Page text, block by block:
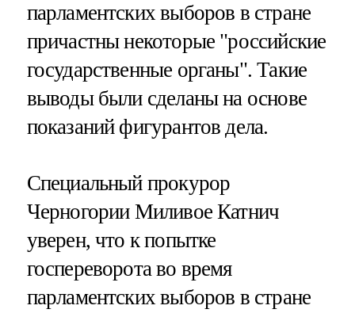
парламентских выборов в стране
причастны некоторые "российские
государственные органы". Такие
выводы были сделаны на основе
показаний фигурантов дела.
Специальный прокурор
Черногории Миливое Катнич
уверен, что к попытке
госпереворота во время
парламентских выборов в стране